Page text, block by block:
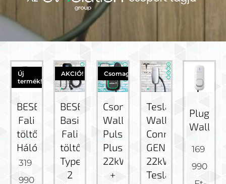
BESEN
Fali
töltő
Hálózatfigyeléssel
Új
termék!
319
990
BESEN
Basic
Fali
töltő
Type-
2
AKCIÓ!
Csomag:
Wallbox
Pulsar
Plus
22kW
+
Csomagajánlat
Tesla
Wall
Connector
GEN3
22kW
Tesla
169
990